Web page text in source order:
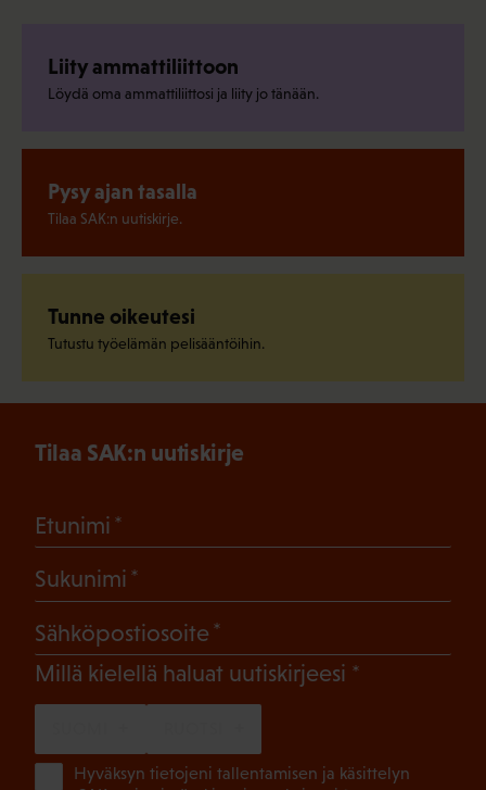
Liity ammattiliittoon
Löydä oma ammattiliittosi ja liity jo tänään.
Pysy ajan tasalla
Tilaa SAK:n uutiskirje.
Tunne oikeutesi
Tutustu työelämän pelisääntöihin.
Tilaa SAK:n uutiskirje
Etunimi
Sukunimi
Sähköpostiosoite
Millä kielellä haluat uutiskirjeesi (Pakollinen)
Hyväksyn tietojeni tallentamisen ja käsittelyn